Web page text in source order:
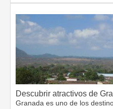
Descubrir atractivos de
Granada es uno de los